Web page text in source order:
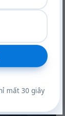
mất 30 giây
Ampere